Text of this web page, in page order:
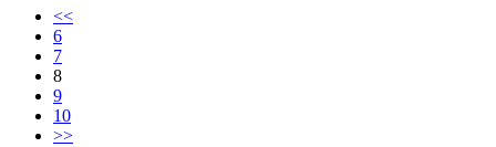
<<
6
7
8
9
10
>>